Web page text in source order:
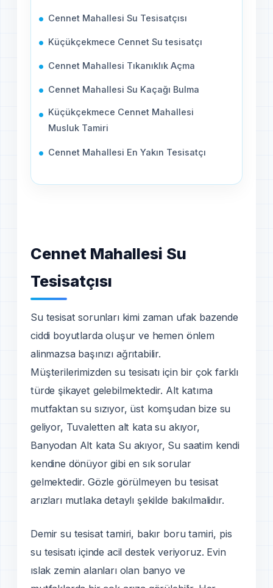
Cennet Mahallesi Su Tesisatçısı
Küçükçekmece Cennet Su tesisatçı
Cennet Mahallesi Tıkanıklık Açma
Cennet Mahallesi Su Kaçağı Bulma
Küçükçekmece Cennet Mahallesi
Musluk Tamiri
Cennet Mahallesi En Yakın Tesisatçı
Cennet Mahallesi Su
Tesisatçısı
Su tesisat sorunları kimi zaman ufak bazende
ciddi boyutlarda oluşur ve hemen önlem
alinmazsa başınızı ağrıtabilir.
Müşterilerimizden su tesisatı için bir çok farklı
türde şikayet gelebilmektedir. Alt katıma
mutfaktan su sızıyor, üst komşudan bize su
geliyor, Tuvaletten alt kata su akıyor,
Banyodan Alt kata Su akıyor, Su saatim kendi
kendine dönüyor gibi en sık sorular
gelmektedir. Gözle görülmeyen bu tesisat
arızları mutlaka detaylı şekilde bakılmalidır.
Demir su tesisat tamiri, bakır boru tamiri, pis
su tesisatı içinde acil destek veriyoruz. Evin
ıslak zemin alanları olan banyo ve